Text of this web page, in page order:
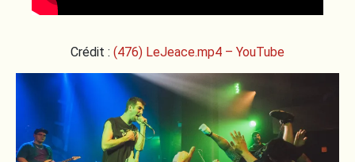
Crédit : (476) LeJeace.mp4 – YouTube